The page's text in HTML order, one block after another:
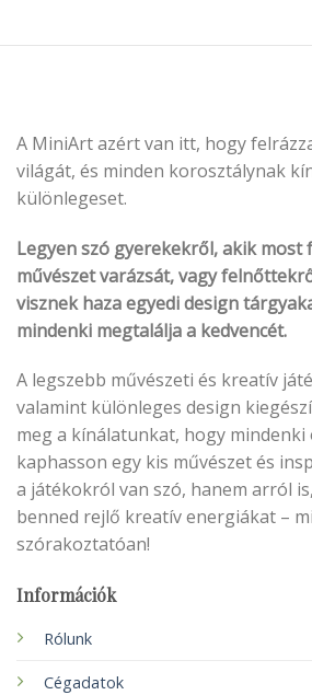
A MiniArt azért van itt, hogy
világát, és minden korosztálynak
különlegeset.
Legyen szó gyerekekről, akik most
művészet varázsát, vagy
visznek haza egyedi design
mindenki megtalálja a kedvencét.
A legszebb művészeti és kreatív
valamint különleges design
meg a kínálatunkat, hogy
kaphasson egy kis művészet és
a játékokról van szó, hanem arról
benned rejlő kreatív energiákat –
szórakoztatóan!
Információk
Rólunk
Cégadatok